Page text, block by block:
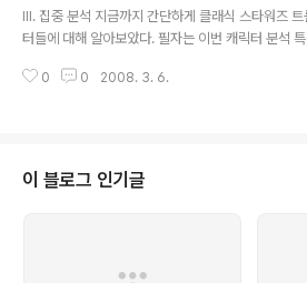
그가 클론 전쟁에서 활약했던 영웅 중 한 사람이었던
알게 된다. R2-D2를 통해 레아의 메시지를 본 오비
Ⅲ. 집중 분석 지금까지 간단하게 클래식 스타워즈
터들에 대해 알아보았다. 필자는 이번 캐릭터 분석
공식 홈페이지와 관련 서적들을 통해 일치여부를 일
다. 그럼 지금부터 이 해부학사전의 핵심이라 할 수
로 들어가도록 하겠다. 아쉽게도 클래식 스타워즈
0 0 2008. 3. 6.
이 블로그 인기글